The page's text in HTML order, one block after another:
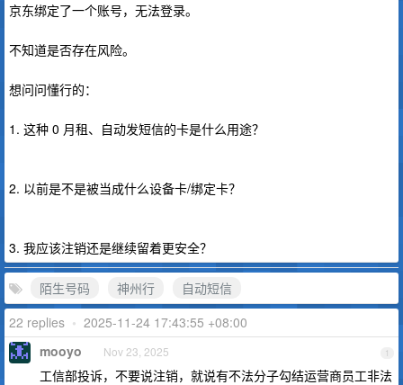
京东绑定了一个账号，无法登录。
不知道是否存在风险。
想问问懂行的：
1. 这种 0 月租、自动发短信的卡是什么用途？
2. 以前是不是被当成什么设备卡/绑定卡？
3. 我应该注销还是继续留着更安全？
陌生号码 神州行
自动短信
22 replies • 2025-11-24 17:43:55 +08:00
1
mooyo Nov 23, 2025
工信部投诉，不要说注销，就说有不法分子勾结运营商员工非法